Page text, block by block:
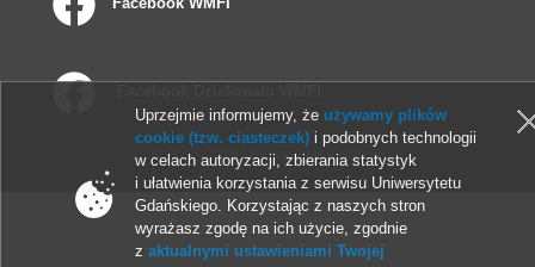
© 2013-2026 Uniwersytet Gdański
Uprzejmie informujemy, że używamy plików
cookie (tzw. ciasteczek) i podobnych technologii
w celach autoryzacji, zbierania statystyk
i ułatwienia korzystania z serwisu Uniwersytetu
Gdańskiego. Korzystając z naszych stron
wyrażasz zgodę na ich użycie, zgodnie
zaktualnymi ustawieniami Twojej